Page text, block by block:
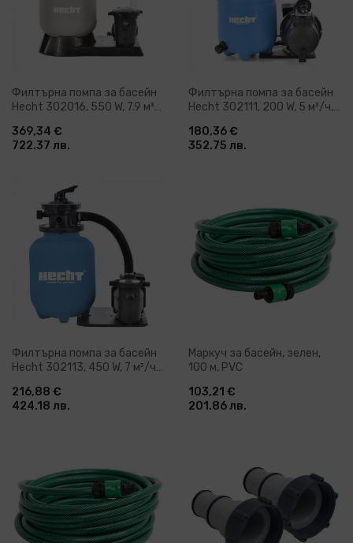
Филтърна помпа за басейн
Hecht 302016, 550 W, 7.9 м³/
369,34 €
722.37 лв.
Филтърна помпа за басейн
Hecht 302111, 200 W, 5 м³/ч,
180,36 €
352.75 лв.
Филтърна помпа за басейн
Hecht 302113, 450 W, 7 м³/ч,
216,88 €
424.18 лв.
Маркуч за басейн, зелен,
100 м, PVC
103,21 €
201.86 лв.